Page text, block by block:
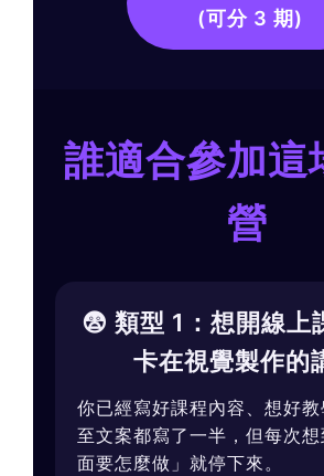
(可分 3 期)
誰適合參加這
營
😨 類型 1：想開線上
卡在視覺製作的
你已經寫好課程內容、想好
至文案都寫了一半，但每次
面要怎麼做」就停下來。